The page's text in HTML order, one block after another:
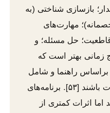
بازسازی شناختی (به
مهارت‌های
حل مسئله؛ و
عود [۵۲]. نتایج زمانی بهتر است که
براساس راهنما و شامل
تمرین مهارت‌ها بین جلسات باشند [۵۳]. برنامه‌های
اما اثرات کمتری از